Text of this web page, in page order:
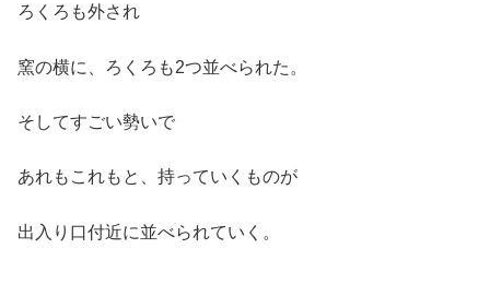
ろくろも外され
窯の横に、ろくろも2つ並べられた。
そしてすごい勢いで
あれもこれもと、持っていくものが
出入り口付近に並べられていく。